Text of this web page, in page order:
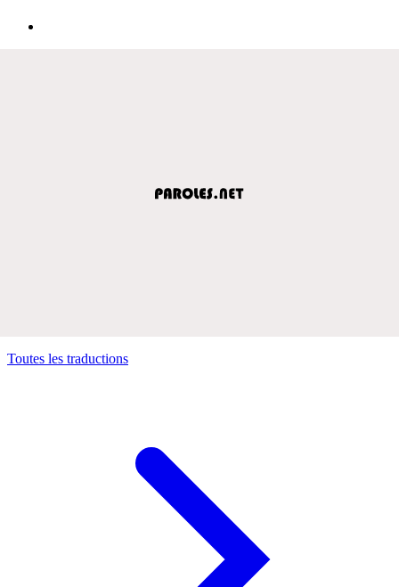
Toutes les traductions